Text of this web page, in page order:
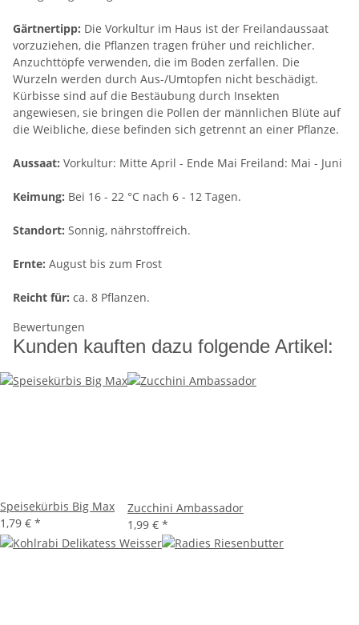
Gärtnertipp: Die Vorkultur im Haus ist der Freilandaussaat
vorzuziehen, die Pflanzen tragen früher und reichlicher.
Anzuchttöpfe verwenden, die im Boden zerfallen. Die
Wurzeln werden durch Aus-/Umtopfen nicht beschädigt.
Kürbisse sind auf die Bestäubung durch Insekten
angewiesen, sie bringen die Pollen der männlichen Blüte auf
die Weibliche, diese befinden sich getrennt an einer Pflanze.
Aussaat: Vorkultur: Mitte April - Ende Mai Freiland: Mai - Juni
Keimung: Bei 16 - 22 °C nach 6 - 12 Tagen.
Standort: Sonnig, nährstoffreich.
Ernte: August bis zum Frost
Reicht für: ca. 8 Pflanzen.
Bewertungen
Kunden kauften dazu folgende Artikel:
Speisekürbis Big Max
1,79 € *
Zucchini Ambassador
1,99 € *